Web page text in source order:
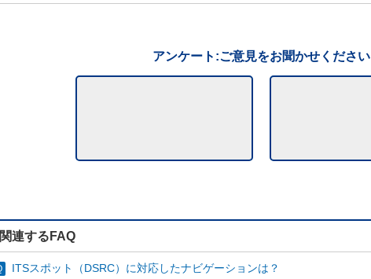
アンケート:ご意見をお聞かせください
関連するFAQ
ITSスポット（DSRC）に対応したナビゲーションは？